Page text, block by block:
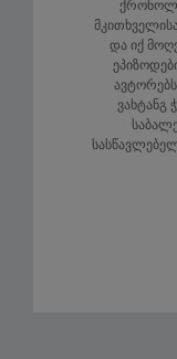
და იქ
ვახტანგ